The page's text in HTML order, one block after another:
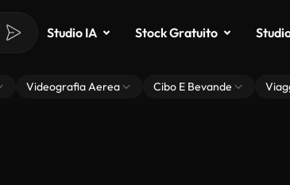
Studio IA Stock Gratuito
Videografia Aerea Cibo E Bevande